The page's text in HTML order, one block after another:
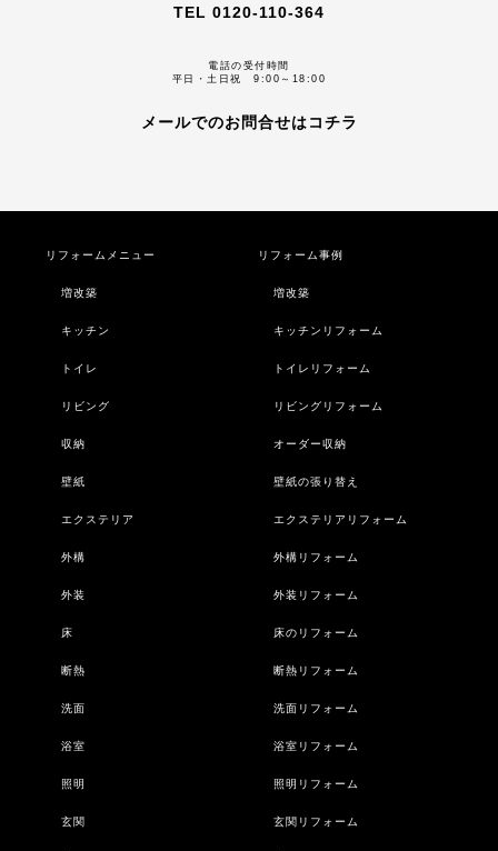
TEL 0120-110-364
電話の受付時間
平日・土日祝 9:00～18:00
メールでのお問合せはコチラ
リフォームメニュー
増改築
キッチン
トイレ
リビング
収納
壁紙
エクステリア
外構
外装
床
断熱
洗面
浴室
照明
玄関
リフォーム事例
増改築
キッチンリフォーム
トイレリフォーム
リビングリフォーム
オーダー収納
壁紙の張り替え
エクステリアリフォーム
外構リフォーム
外装リフォーム
床のリフォーム
断熱リフォーム
洗面リフォーム
浴室リフォーム
照明リフォーム
玄関リフォーム